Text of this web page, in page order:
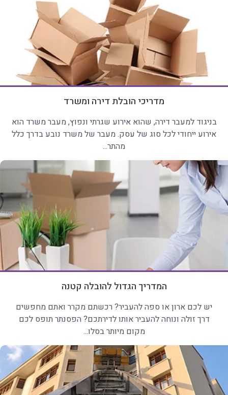
מדריכי הובלת דירה ומשרד
בניגוד למעבר דירה, שהוא אירוע שגרתי ונפוץ, מעבר משרד הוא
אירוע ייחודי לכל סוג של עסק. מעבר של משרד נובע בדרך כלל
מהתר...
המדריך הגדול להובלה קטנה
יש לכם ארון או ספה להעביר? רכשתם מקרר ואתם מחפשים
דרך זולה ונוחה להעביר אותו לדירתכם? הפסנתר תופס לכם
מקום מיותר בסלו...